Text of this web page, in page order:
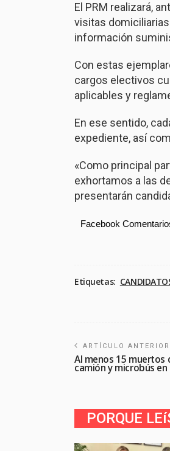
El PRM realizará,
visitas
información
Con estas
cargos electivos
aplicables y
En ese sentido,
expediente, así
«Como principal
exhortamos a las
presentarán
Facebook
Etiquetas:
ARTÍCULO ANTERIOR
Al menos 15 muertos
camión y microbús en
PORQUE